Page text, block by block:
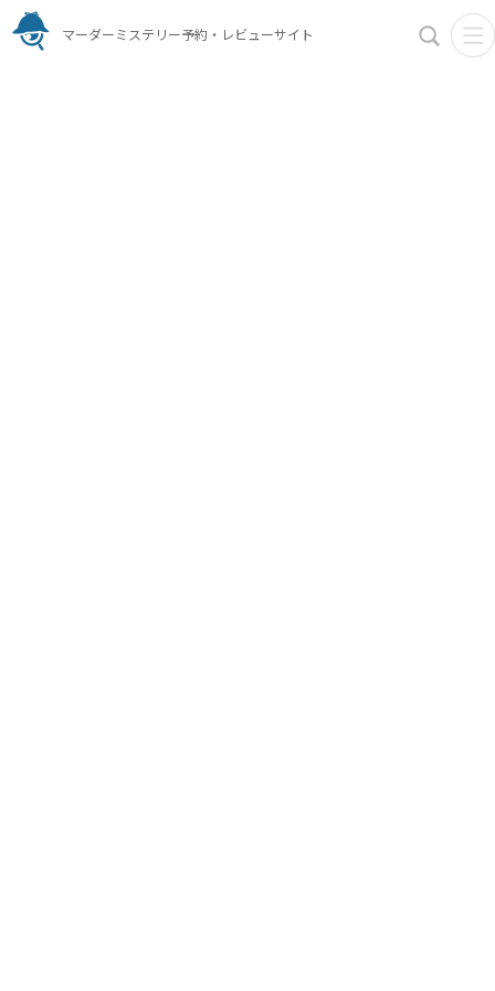
マーダーミステリー予約・レビューサイト